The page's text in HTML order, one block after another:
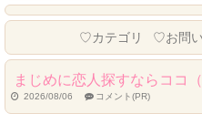
Powered by livedoor 相互RSS
♡カテゴリ ♡お問
まじめに恋人探すならココ
2026/08/06 コメント(PR)